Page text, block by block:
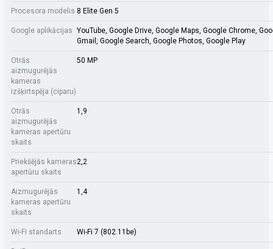
Procesora modelis 8 Elite Gen 5
Google aplikācijas YouTube, Google Drive, Google Maps, Google Chrome,
Gmail, Google Search, Google Photos, Google Play
Otrās
aizmugurējās
kameras
izšķirtspēja (ciparu)
50 MP
Otrās
aizmugurējās
kameras apertūru
skaits
1,9
Priekšējās kameras
apertūru skaits
2,2
Aizmugurējās
kameras apertūru
skaits
1,4
Wi-Fi standarts Wi-Fi 7 (802.11be)